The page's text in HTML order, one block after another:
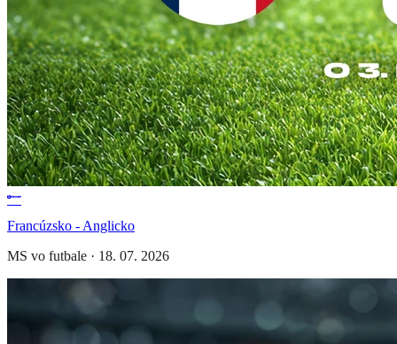
Francúzsko - Anglicko
MS vo futbale · 18. 07. 2026